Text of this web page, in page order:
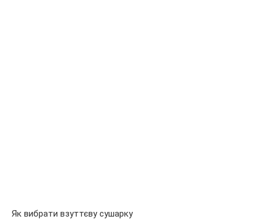
Як вибрати взуттєву сушарку